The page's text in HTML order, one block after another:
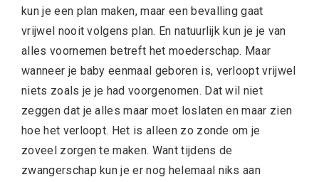
kun je een plan maken, maar een bevalling gaat
vrijwel nooit volgens plan. En natuurlijk kun je je van
alles voornemen betreft het moederschap. Maar
wanneer je baby eenmaal geboren is, verloopt vrijwel
niets zoals je je had voorgenomen. Dat wil niet
zeggen dat je alles maar moet loslaten en maar zien
hoe het verloopt. Het is alleen zo zonde om je
zoveel zorgen te maken. Want tijdens de
zwangerschap kun je er nog helemaal niks aan